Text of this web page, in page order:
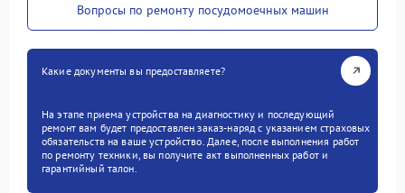
Вопросы по ремонту посудомоечных машин
Какие документы вы предоставляете?
На этапе приема устройства на диагностику и последующий
ремонт вам будет предоставлен заказ-наряд с указанием страховых
обязательств на ваше устройство. Далее, после выполнения работ
по ремонту техники, вы получите акт выполненных работ и
гарантийный талон.